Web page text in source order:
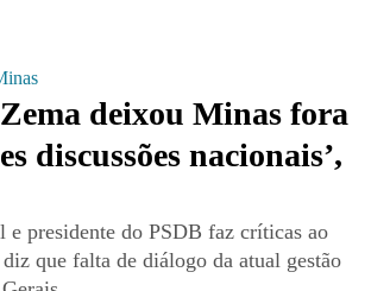
deixou Minas fora
discussões nacionais’,
e presidente do PSDB faz críticas ao
que falta de diálogo da atual gestão